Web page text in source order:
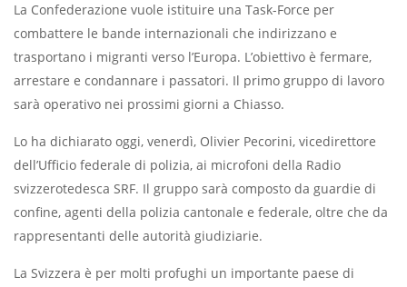
La Confederazione vuole istituire una Task-Force per
combattere le bande internazionali che indirizzano e
trasportano i migranti verso l’Europa. L’obiettivo è fermare,
arrestare e condannare i passatori. Il primo gruppo di lavoro
sarà operativo nei prossimi giorni a Chiasso.
Lo ha dichiarato oggi, venerdì, Olivier Pecorini, vicedirettore
dell’Ufficio federale di polizia, ai microfoni della Radio
svizzerotedesca SRF. Il gruppo sarà composto da guardie di
confine, agenti della polizia cantonale e federale, oltre che da
rappresentanti delle autorità giudiziarie.
La Svizzera è per molti profughi un importante paese di